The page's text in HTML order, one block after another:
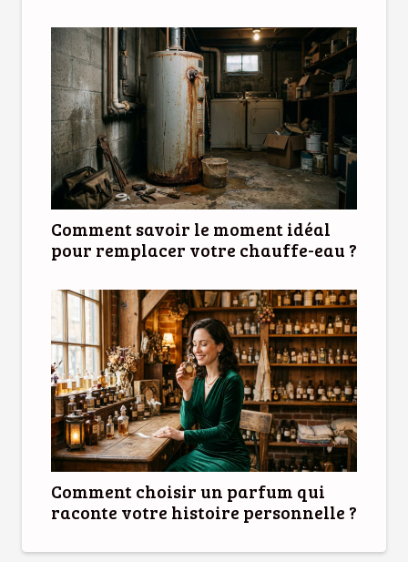
Comment savoir le moment idéal
pour remplacer votre chauffe-eau ?
Comment choisir un parfum qui
raconte votre histoire personnelle ?